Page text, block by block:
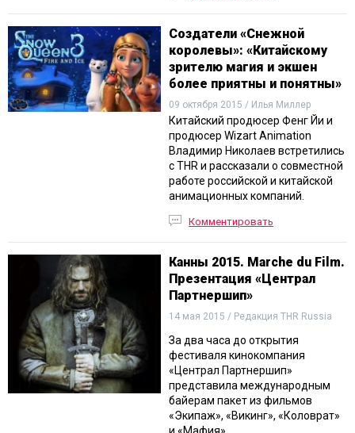
Создатели «Снежной
королевы»: «Китайскому
зрителю магия и экшен
более приятны и понятны»
09 октября 2015 / Илья Миллер
Китайский продюсер Фенг Йи и
продюсер Wizart Animation
Владимир Николаев встретились
с THR и рассказали о совместной
работе российской и китайской
анимационных компаний.
Комментировать
Канны 2015. Marche du Film.
Презентация «Централ
Партнершип»
14 мая 2015 / Редакция THR Russia
За два часа до открытия
фестиваля кинокомпания
«Централ Партнершип»
представила международным
байерам пакет из фильмов
«Экипаж», «Викинг», «Коловрат»